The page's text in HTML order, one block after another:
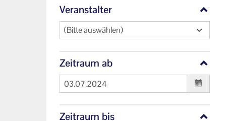
Veranstalter
(Bitte auswählen)
Zeitraum ab
Zeitraum bis